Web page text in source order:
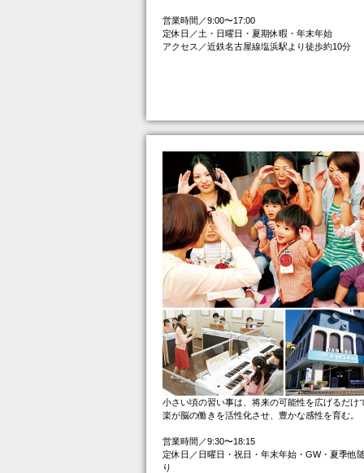
営業時間／9:00〜17:00
定休日／土・日曜日・夏期休暇・年末年始
アクセス／近鉄名古屋線塩浜駅より徒歩約10分
小さい頃の習い事は、将来の可能性を広げるだけ
楽が脳の働きを活性化させ、豊かな感性を育む。
営業時間／9:30〜18:15
定休日／日曜日・祝日・年末年始・GW・夏季他
り